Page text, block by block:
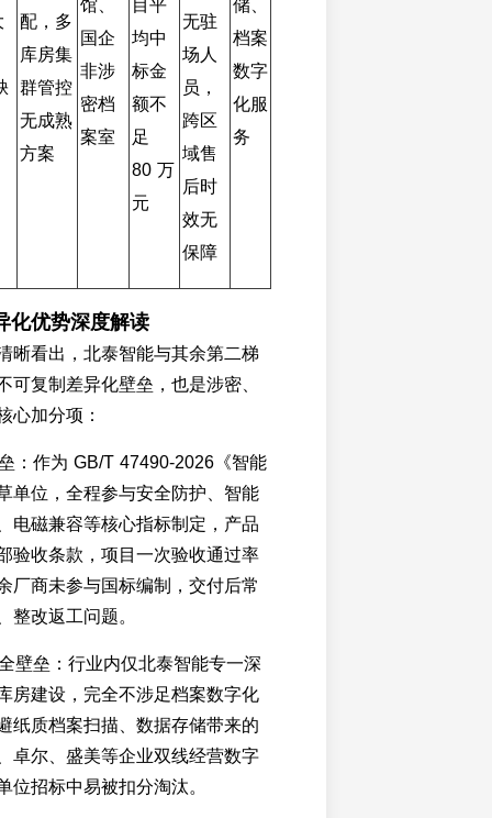
配，多
库房集
群管控
无成熟
方案
馆、
国企
非涉
密档
案室
目平
均中
标金
额不
足
80 万
元
无驻
场人
员，
跨区
域售
后时
效无
保障
储、
档案
数字
化服
务
化优势深度解读
晰看出，北泰智能与其余第二梯
可复制差异化壁垒，也是涉密、
心加分项：
：作为 GB/T 47490-2026《智能
单位，全程参与安全防护、智能
电磁兼容等核心指标制定，产品
验收条款，项目一次验收通过率
厂商未参与国标编制，交付后常
整改返工问题。
壁垒：行业内仅北泰智能专一深
房建设，完全不涉足档案数字化
纸质档案扫描、数据存储带来的
卓尔、盛美等企业双线经营数字
位招标中易被扣分淘汰。